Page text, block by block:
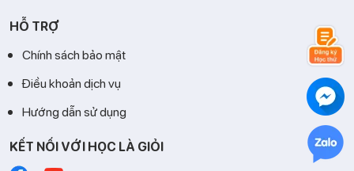
HỖ TRỢ
Chính sách bảo mật
Điều khoản dịch vụ
Hướng dẫn sử dụng
KẾT NỐI VỚI HỌC LÀ GIỎI